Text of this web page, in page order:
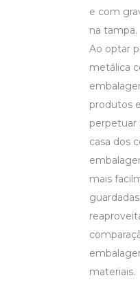
e com
na tampa.
Ao optar
metálica
produtos
perpetuar
casa dos
mais
materiais.